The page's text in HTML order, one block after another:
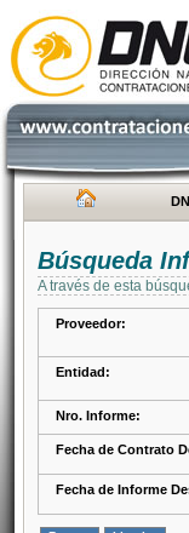
Búsqueda
A través de esta
Proveedor:
Entidad:
Nro. Informe:
Fecha de Contrato
Fecha de Informe